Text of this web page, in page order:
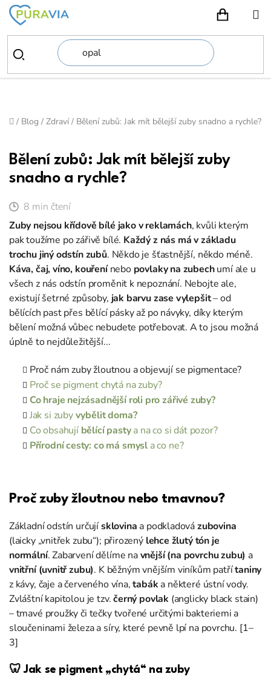
Přejít
obsah
Domů
/ Blog / Zdraví / Bělení zubů: Jak mít bělejší zuby snadno a rychle?
Bělení zubů: Jak mít bělejší zuby
snadno a rychle?
8 min čtení
Zuby nejsou křídově bílé jako v reklamách, kvůli kterým
pak toužíme po zářivě bílé. Každý z nás má v základu
trochu jiný odstín zubů. Někdo je šťastnější, někdo méně.
Káva, čaj, víno, kouřenínebo povlaky na zubechumí ale u
všech z nás odstín proměnit k nepoznání. Nebojte ale,
existují šetrné způsoby, jak barvu zase vylepšit– od
bělících past přes bělící pásky až po návyky, díky kterým
bělení možná vůbec nebudete potřebovat. A to jsou možná
úplně to nejdůležitější...
Proč nám zuby žloutnou a objevují se pigmentace?
Proč se pigment chytá na zuby?
Co hraje nejzásadnější roli pro zářivé zuby?
Jak si zubyvybělit doma?
Co obsahují bělící pastya na co si dát pozor?
Přírodní cesty: co má smysla co ne?
Proč zuby žloutnou nebo tmavnou?
Základní odstín určujísklovina a podkladovázubovina
(laicky „vnitřek zubu“); přirozený lehce žlutý tón je
normální. Zabarvení dělíme navnější (na povrchu zubu) a
vnitřní (uvnitř zubu). K běžným vnějším viníkům patřítaniny
z kávy, čaje a červeného vína,tabák a některé ústní vody.
Zvláštní kapitolou je tzv.černý povlak (anglicky black stain)
– tmavé proužky či tečky tvořené určitými bakteriemi a
sloučeninami železa a síry, které pevně lpí na povrchu. [1–
3]
🦷 Jak se pigment „chytá“ na zuby